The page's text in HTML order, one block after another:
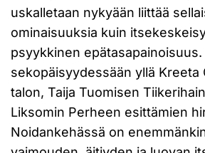
uskalletaan nykyään liittää
ominaisuuksia kuin
psyykkinen epätasapainoisuus.
sekopäisyydessään yllä Kreeta
talon, Taija Tuomisen
Liksomin Perheen esittämien
Noidankehässä on